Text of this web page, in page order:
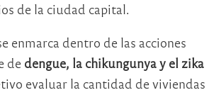
de la ciudad capital.
enmarca dentro de las acciones
de dengue, la chikungunya y el zika
evaluar la cantidad de viviendas